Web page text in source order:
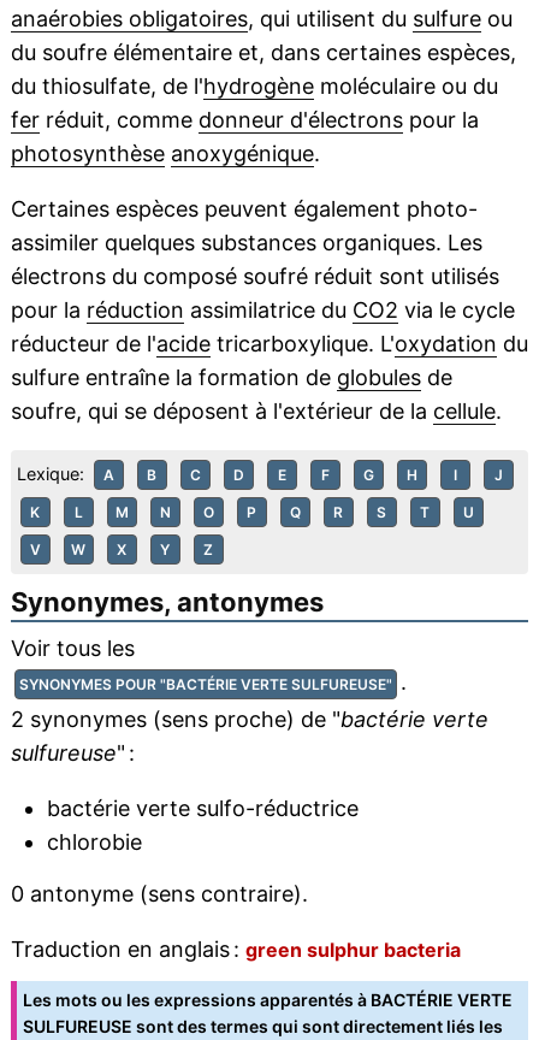
anaérobies obligatoires, qui utilisent du sulfureou
du soufre élémentaire et, dans certaines espèces,
du thiosulfate, de l'hydrogènemoléculaire ou du
ferréduit, comme donneur d'électronspour la
photosynthèse anoxygénique.
Certaines espèces peuvent également photo-
assimiler quelques substances organiques. Les
électrons du composé soufré réduit sont utilisés
pour la réduction assimilatrice du CO2 via le cycle
réducteur de l'acidetricarboxylique. L'oxydation du
sulfure entraîne la formation de globulesde
soufre, qui se déposent à l'extérieur de la cellule.
Lexique: A B C D E F G H I J
K L M N O P Q R S T U
V W X Y Z
Synonymes, antonymes
Voir tous les
SYNONYMES POUR "BACTÉRIE VERTE SULFUREUSE" .
2 synonymes (sens proche) de "bactérie verte
sulfureuse" :
bactérie verte sulfo-réductrice
chlorobie
0 antonyme (sens contraire).
Traduction en anglais : green sulphur bacteria
Les mots ou les expressions apparentés à BACTÉRIE VERTE
SULFUREUSE sont des termes qui sont directement liés les